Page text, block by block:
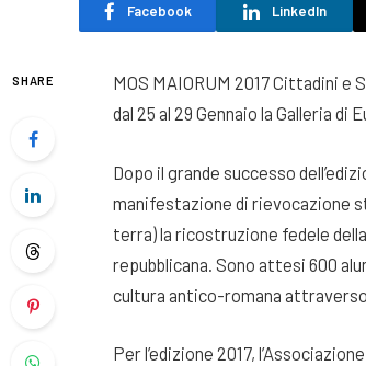
Facebook LinkedIn
SHARE
MOS MAIORUM 2017 Cittadini e
dal 25 al 29 Gennaio la Galleria
Dopo il grande successo
manifestazione di rievocazione
terra) la ricostruzione fedele
repubblicana. Sono attesi 600
cultura antico-romana
Per l’edizione 2017,